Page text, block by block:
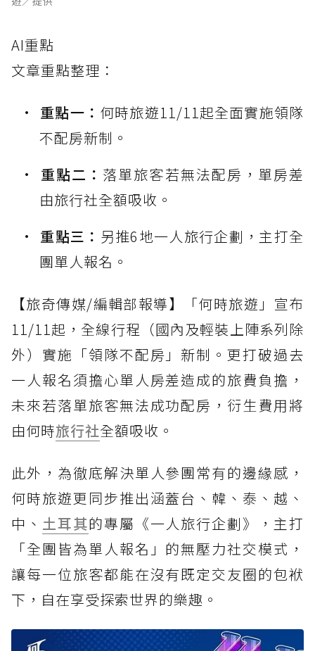
AI重點
文章重點整理：
重點一： 何時旅遊11/11起全面實施領隊
不配房新制。
重點二： 落單旅客若無法配房，單房差
由旅行社全額吸收。
重點三： 另推6地一人旅行企劃，主打全
團單人報名。
【旅奇傳媒/編輯部報導】「何時旅遊」宣布
11/11起，全線行程（國內及輕裝上陣系列除
外）實施「領隊不配房」新制。更打破過去
一人報名須擔心單人房差造成的旅費負擔，
未來若落單旅客無法成功配房，衍生費用將
由何時旅行社全額吸收。
此外，為徹底解決單人參團常有的邊緣感，
何時旅遊更同步推出涵蓋台、韓、泰、越、
中、 土耳其的專屬《一人旅行企劃》，主打
「全團皆為單人報名」的無壓力社交模式，
讓每一位旅客都能在沒有既定交友圈的包袱
下，自在享受探索世界的樂趣。